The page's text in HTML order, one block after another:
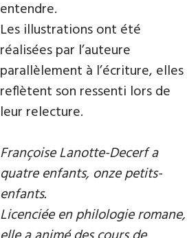
entendre.
Les illustrations ont été
réalisées par l’auteure
parallèlement à l’écriture, elles
reflètent son ressenti lors de
leur relecture.
Françoise Lanotte-Decerf a
quatre enfants, onze petits-
enfants.
Licenciée en philologie romane,